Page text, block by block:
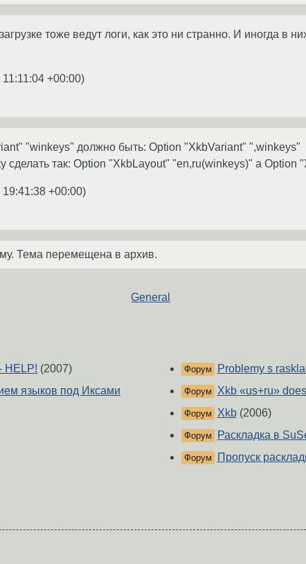
тоже ведут логи, как это ни странно. И иногда в
+00:00)
"winkeys" должно быть: Option "XkbVariant" ",winkeys"
сделать так: Option "XkbLayout" "en,ru(winkeys)" a Option
+00:00)
Тема перемещена в архив.
General
HELP! (2007)
языков под Иксами
Форум Problemy s
Форум Xkb «us+ru»
Форум Xkb(2006)
Форум Раскладка в
Форум Пропуск